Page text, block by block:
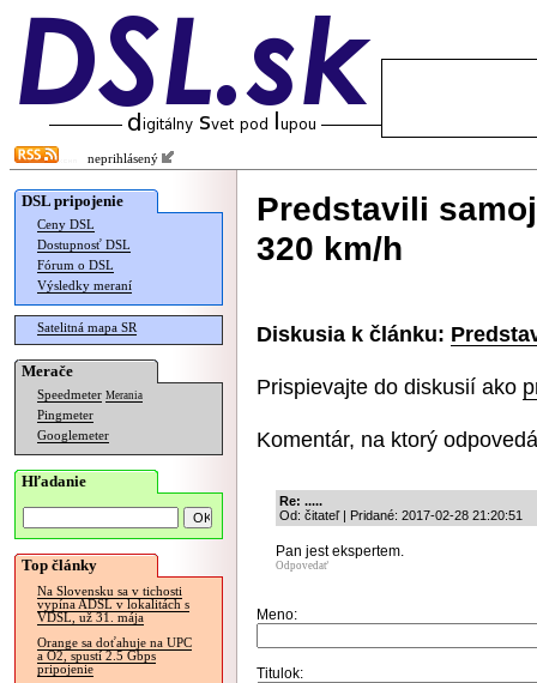
neprihlásený
DSL pripojenie
Ceny DSL
Dostupnosť DSL
Fórum o DSL
Výsledky meraní
Satelitná mapa SR
Merače
Speedmeter Merania
Pingmeter
Googlemeter
Hľadanie
Top články
Na Slovensku sa v tichosti
vypína ADSL v lokalitách s
VDSL, už 31. mája
Orange sa doťahuje na UPC
a O2, spustí 2.5 Gbps
pripojenie
Predstavili
320 km/h
Diskusia k článku:
Prispievajte do diskusií ako
Komentár, na ktorý
Re: .....
Od: čitateľ | Pridané: 2017-02-28 21:20:51
Pan jest ekspertem.
Odpovedať
Meno:
Titulok: